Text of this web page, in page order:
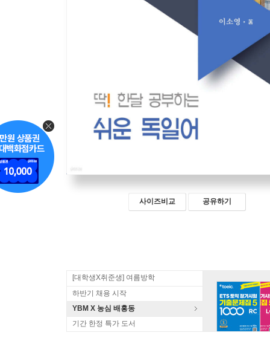
사이즈비교 공유하기
[대학생X취준생] 여름방학
하반기 채용 시작
YBM X 농심 배홍동
기간 한정 특가 도서